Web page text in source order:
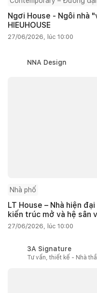
Ngơi House - Ngôi nhà
HIEUHOUSE
27/06/2026, lúc 10:00
NNA Design
Nhà phố
LT House – Nhà hiện
kiến trúc mở và hệ sân
27/06/2026, lúc 10:00
3A Signature
Tư vấn, thiết kế - Nhà